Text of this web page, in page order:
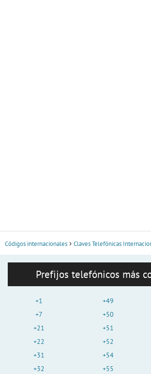
Códigos internacionales Claves Telefónicas
Prefijos telefónicos más
+1
+7
+21
+22
+31
+32
+49
+50
+51
+52
+54
+55